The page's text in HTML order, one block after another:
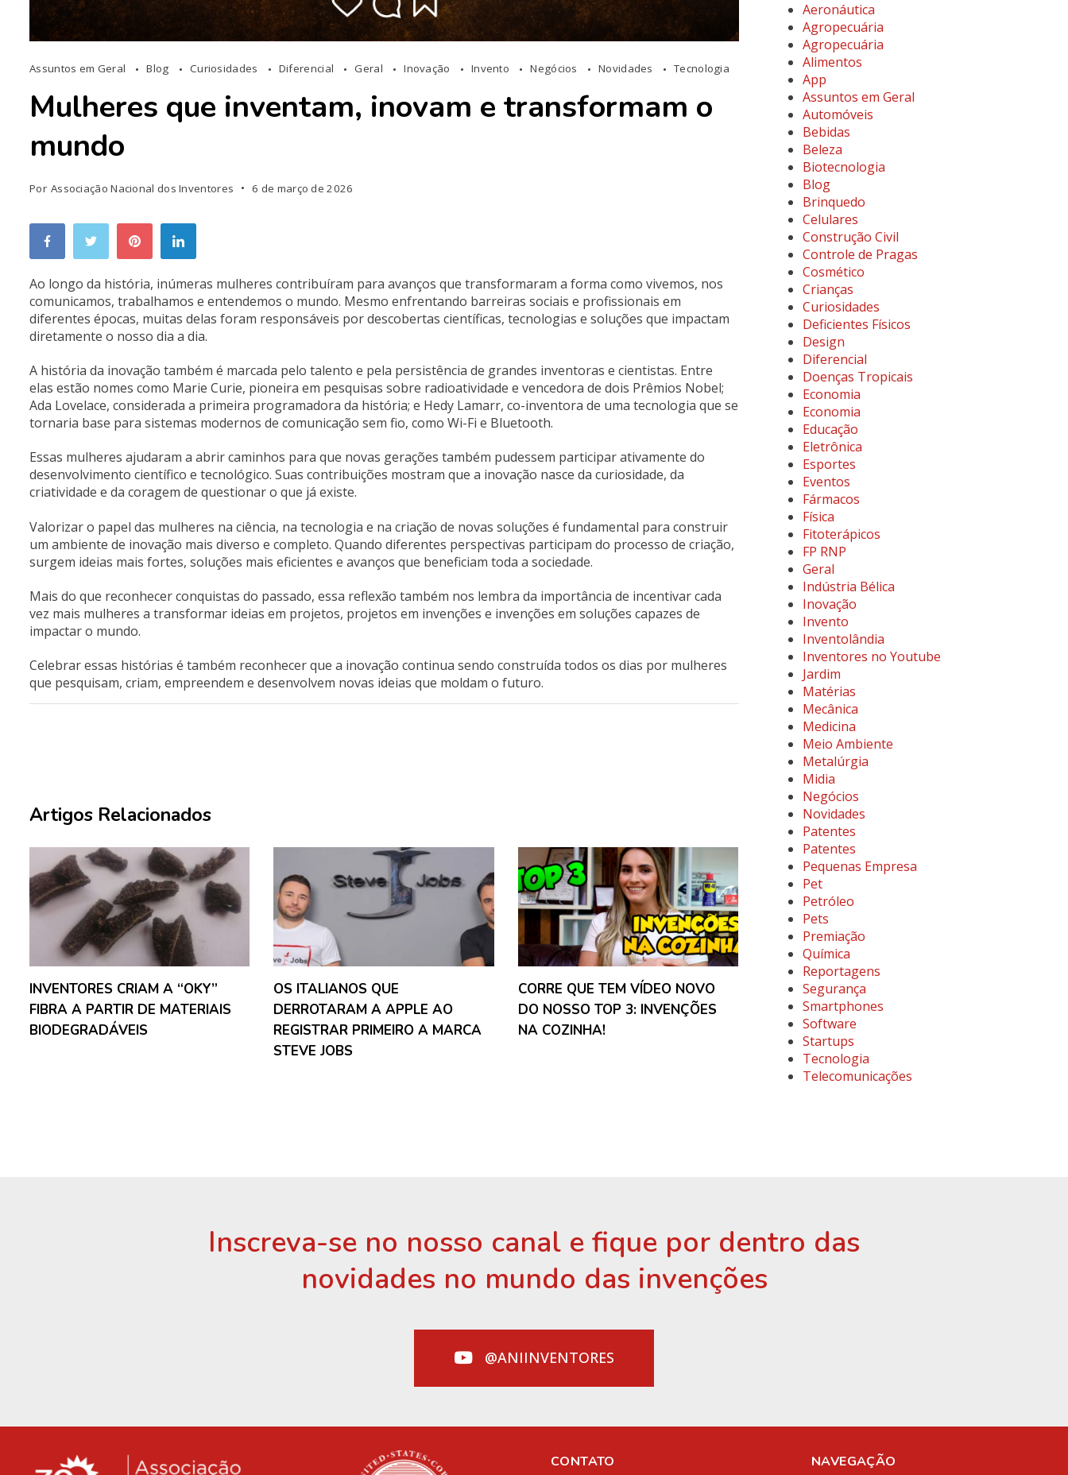
Assuntos em Geral Blog Curiosidades Diferencial Geral Inovação Invento Negócios Novidades Tecnologia
Mulheres que inventam, inovam e transformam o
mundo
Por Associação Nacional dos Inventores 6 de março de 2026
Ao longo da história, inúmeras mulheres contribuíram para avanços que transformaram a forma como vivemos, nos
comunicamos, trabalhamos e entendemos o mundo. Mesmo enfrentando barreiras sociais e profissionais em
diferentes épocas, muitas delas foram responsáveis por descobertas científicas, tecnologias e soluções que impactam
diretamente o nosso dia a dia.
A história da inovação também é marcada pelo talento e pela persistência de grandes inventoras e cientistas. Entre
elas estão nomes como Marie Curie, pioneira em pesquisas sobre radioatividade e vencedora de dois Prêmios Nobel;
Ada Lovelace, considerada a primeira programadora da história; e Hedy Lamarr, co-inventora de uma tecnologia que se
tornaria base para sistemas modernos de comunicação sem fio, como Wi-Fi e Bluetooth.
Essas mulheres ajudaram a abrir caminhos para que novas gerações também pudessem participar ativamente do
desenvolvimento científico e tecnológico. Suas contribuições mostram que a inovação nasce da curiosidade, da
criatividade e da coragem de questionar o que já existe.
Valorizar o papel das mulheres na ciência, na tecnologia e na criação de novas soluções é fundamental para construir
um ambiente de inovação mais diverso e completo. Quando diferentes perspectivas participam do processo de criação,
surgem ideias mais fortes, soluções mais eficientes e avanços que beneficiam toda a sociedade.
Mais do que reconhecer conquistas do passado, essa reflexão também nos lembra da importância de incentivar cada
vez mais mulheres a transformar ideias em projetos, projetos em invenções e invenções em soluções capazes de
impactar o mundo.
Celebrar essas histórias é também reconhecer que a inovação continua sendo construída todos os dias por mulheres
que pesquisam, criam, empreendem e desenvolvem novas ideias que moldam o futuro.
Artigos Relacionados
INVENTORES CRIAM A “OKY”
FIBRA A PARTIR DE MATERIAIS
BIODEGRADÁVEIS
OS ITALIANOS QUE
DERROTARAM A APPLE AO
REGISTRAR PRIMEIRO A MARCA
STEVE JOBS
CORRE QUE TEM VÍDEO NOVO
DO NOSSO TOP 3: INVENÇÕES
NA COZINHA!
Aeronáutica
Agropecuária
Agropecuária
Alimentos
App
Assuntos em Geral
Automóveis
Bebidas
Beleza
Biotecnologia
Blog
Brinquedo
Celulares
Construção Civil
Controle de Pragas
Cosmético
Crianças
Curiosidades
Deficientes Físicos
Design
Diferencial
Doenças Tropicais
Economia
Economia
Educação
Eletrônica
Esportes
Eventos
Fármacos
Física
Fitoterápicos
FP RNP
Geral
Indústria Bélica
Inovação
Invento
Inventolândia
Inventores no Youtube
Jardim
Matérias
Mecânica
Medicina
Meio Ambiente
Metalúrgia
Midia
Negócios
Novidades
Patentes
Patentes
Pequenas Empresa
Pet
Petróleo
Pets
Premiação
Química
Reportagens
Segurança
Smartphones
Software
Startups
Tecnologia
Telecomunicações
Inscreva-se no nosso canal e fique por dentro das
novidades no mundo das invenções
@ANIINVENTORES
CONTATO NAVEGAÇÃO